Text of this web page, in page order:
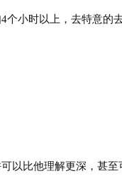
小时以上，去特意的
以比他理解更深，甚至